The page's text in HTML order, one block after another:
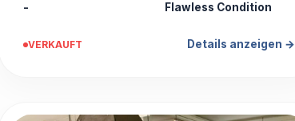
- Flawless Condition
VERKAUFT Details anzeigen →